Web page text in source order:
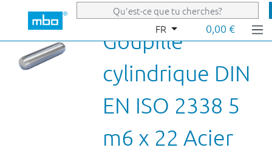
Passer au contenu principal
FR 0,00 €
Goupille
cylindrique DIN
EN ISO 2338 5
m6 x 22 Acier